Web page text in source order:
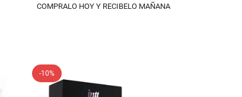
COMPRALO HOY Y RECIBELO MAÑANA
-10%